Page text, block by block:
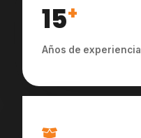
15+
Años de experiencia